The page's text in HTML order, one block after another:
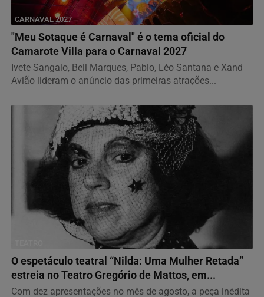
CARNAVAL 2027
"Meu Sotaque é Carnaval" é o tema oficial do
Camarote Villa para o Carnaval 2027
Ivete Sangalo, Bell Marques, Pablo, Léo Santana e Xand
Avião lideram o anúncio das primeiras atrações...
O espetáculo teatral “Nilda: Uma Mulher Retada”
estreia no Teatro Gregório de Mattos, em...
Com dez apresentações no mês de agosto, a peça inédita